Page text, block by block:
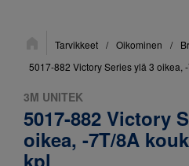
Sijainti:Tarvikkeet / Oikominen /
5017-882 Victory Series ylä 3 oikea,
3M UNITEK
5017-882 Victory
oikea, -7T/8A